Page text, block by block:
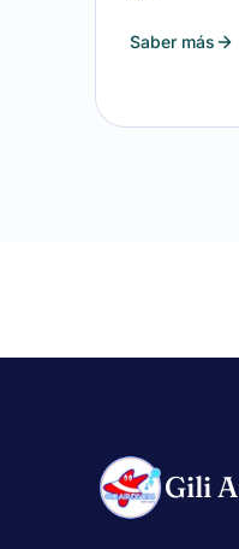
Saber más
Gili